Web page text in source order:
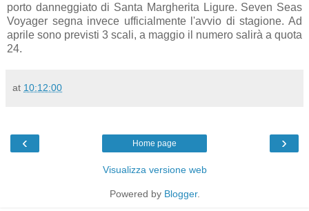
porto danneggiato di Santa Margherita Ligure. Seven Seas
Voyager segna invece ufficialmente l'avvio di stagione. Ad
aprile sono previsti 3 scali, a maggio il numero salirà a quota
24.
at 10:12:00
‹ ›
Home page
Visualizza versione web
Powered by Blogger.